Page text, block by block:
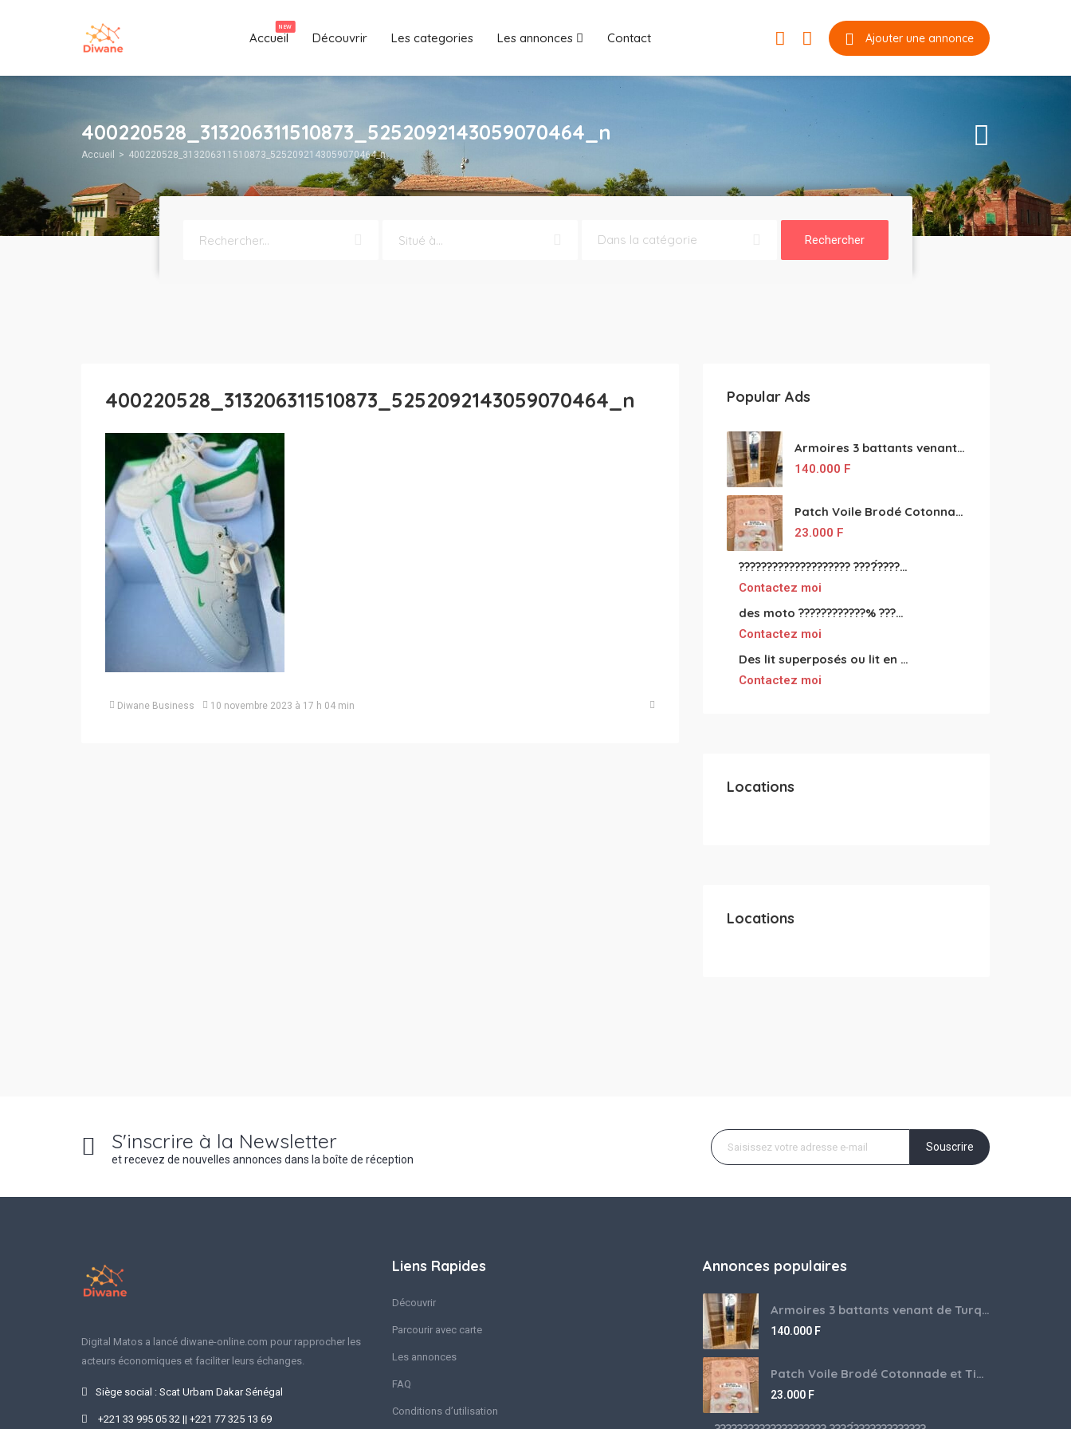
Accueil
NEW
Découvrir Les categories Les annonces Contact Ajouter une annonce
400220528_313206311510873_5252092143059070464_n
Accueil 400220528_313206311510873_5252092143059070464_n
Rechercher
400220528_313206311510873_5252092143059070464_n
Diwane Business 10 novembre 2023 à 17 h 04 min
Popular Ads
Armoires 3 battants venant de Turquie disponibles
140.000 F
Patch Voile Brodé Cotonnade et Tinu Minu de l’Inde ???????? ????
23.000 F
???????????????????? ????́???????????????????????????????????????? à vendre
Contactez moi
des moto ????????????% ????́???????????????????????????????????? à vendre
Contactez moi
Des lit superposés ou lit en fer forgé grande classes disponible
Contactez moi
Locations
Locations
S'inscrire à la Newsletter
et recevez de nouvelles annonces dans la boîte de réception
Souscrire
Digital Matos a lancé diwane-online.com pour rapprocher les
acteurs économiques et faciliter leurs échanges.
Siège social : Scat Urbam Dakar Sénégal
+221 33 995 05 32 || +221 77 325 13 69
Liens Rapides
Découvrir
Parcourir avec carte
Les annonces
FAQ
Conditions d’utilisation
Annonces populaires
Armoires 3 battants venant de Turquie disponibles
140.000 F
Patch Voile Brodé Cotonnade et Tinu Minu de l’Inde ???????? ????
23.000 F